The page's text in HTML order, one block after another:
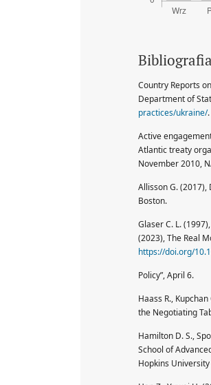
Bibliografia
Country Reports
Department of
practices/ukraine/.
Active
Atlantic treaty
November 2010,
Allisson G. (2017),
Boston.
Glaser C. L.
(2023), The Real
https://doi.org/
Policy”, April 6.
Haass R.,
the Negotiating
Hamilton D. S.,
School of
Hopkins